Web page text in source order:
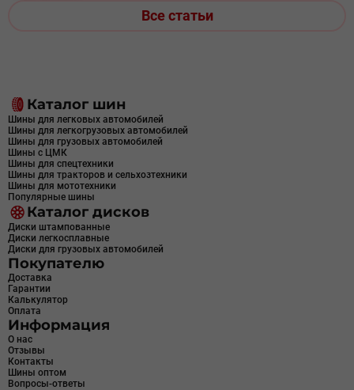
Все статьи
Каталог шин
Шины для легковых автомобилей
Шины для легкогрузовых автомобилей
Шины для грузовых автомобилей
Шины с ЦМК
Шины для спецтехники
Шины для тракторов и сельхозтехники
Шины для мототехники
Популярные шины
Каталог дисков
Диски штампованные
Диски легкосплавные
Диски для грузовых автомобилей
Покупателю
Доставка
Гарантии
Калькулятор
Оплата
Информация
О нас
Отзывы
Контакты
Шины оптом
Вопросы-ответы